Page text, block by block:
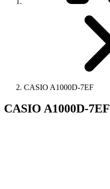
CASIO A1000D-7EF
CASIO A1000D-7EF